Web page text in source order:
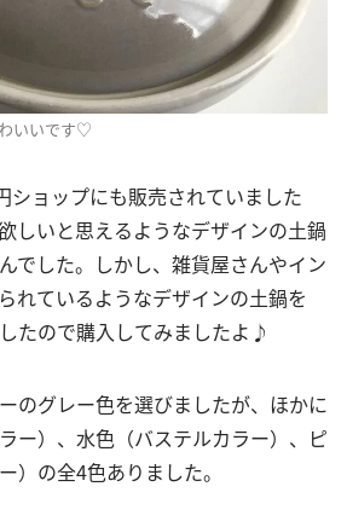
いいです♡
ショップにも販売されていました
しいと思えるようなデザインの土鍋
でした。しかし、雑貨屋さんやイン
れているようなデザインの土鍋を
たので購入してみましたよ♪
のグレー色を選びましたが、ほかに
ー）、水色（バステルカラー）、ピ
）の全4色ありました。